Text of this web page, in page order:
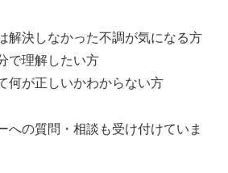
解決しなかった不調が気になる方
で理解したい方
何が正しいかわからない方
への質問・相談も受け付けていま